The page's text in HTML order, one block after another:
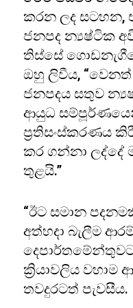
කරන ලද සටහන,
ජනපද න්‍යෂ්ටික
තිස්සේ
ඔහු ලිවීය,
ජනපදය සතුව
ආයුධ
ප්‍රතිසංස්කරණය
කර ගන්නා ලද්දේ
තුළයි.”
“ඊට සමාන
අත්හදා බැලීම
ක්‍රියාවලිය වහාම
තවදුරටත් පැවසීය.